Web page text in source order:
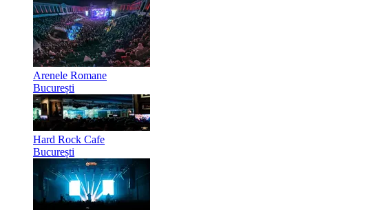
Arenele Romane
București
Hard Rock Cafe
București